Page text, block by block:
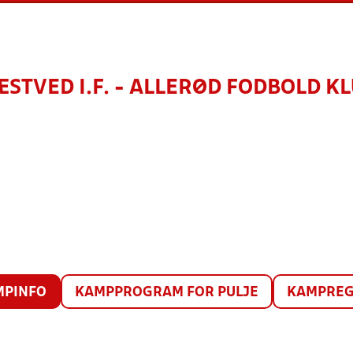
I.F. - ALLERØD FODBOLD
KAMPPROGRAM FOR PULJE